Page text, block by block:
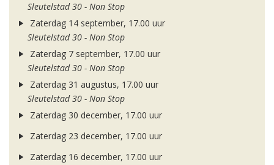
Sleutelstad 30 - Non Stop
Zaterdag 14 september, 17.00 uur
Sleutelstad 30 - Non Stop
Zaterdag 7 september, 17.00 uur
Sleutelstad 30 - Non Stop
Zaterdag 31 augustus, 17.00 uur
Sleutelstad 30 - Non Stop
Zaterdag 30 december, 17.00 uur
Zaterdag 23 december, 17.00 uur
Zaterdag 16 december, 17.00 uur